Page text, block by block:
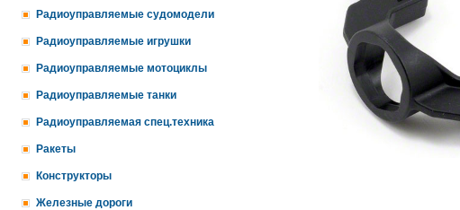
Радиоуправляемые судомодели
Радиоуправляемые игрушки
Радиоуправляемые мотоциклы
Радиоуправляемые танки
Радиоуправляемая спец.техника
Ракеты
Конструкторы
Железные дороги